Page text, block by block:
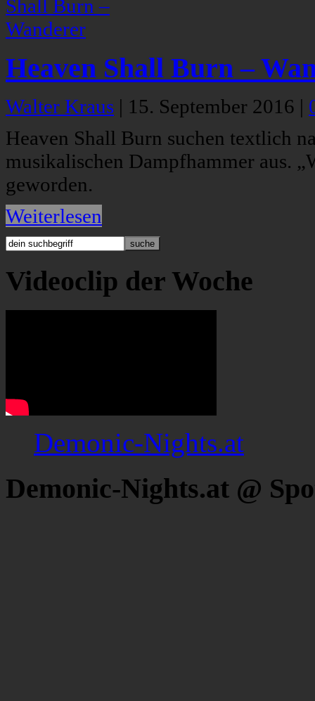
Heaven Shall Burn –
Walter Kraus | 15. September 2016 |
Heaven Shall Burn suchen textlich
musikalischen Dampfhammer aus.
geworden.
Weiterlesen
Videoclip der Woche
Demonic-Nights.at
Demonic-Nights.at @